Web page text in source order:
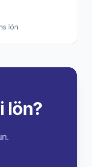
lön
lön?